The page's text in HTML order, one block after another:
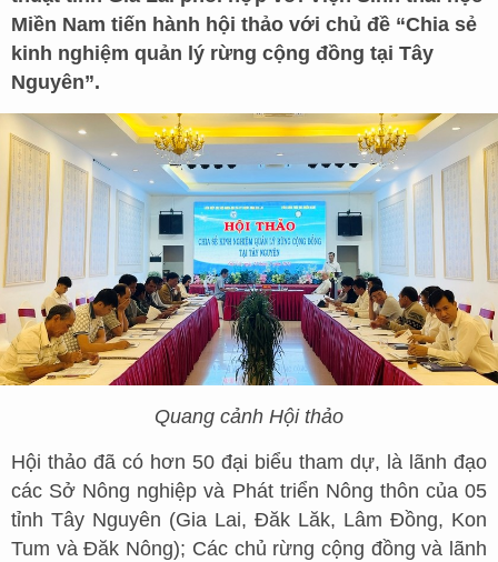
Miền Nam tiến hành hội thảo với chủ đề “Chia sẻ
kinh nghiệm quản lý rừng cộng đồng tại Tây
Nguyên”.
Quang cảnh Hội thảo
Hội thảo đã có hơn 50 đại biểu tham dự, là lãnh đạo
các Sở Nông nghiệp và Phát triển Nông thôn của 05
tỉnh Tây Nguyên (Gia Lai, Đăk Lăk, Lâm Đồng, Kon
Tum và Đăk Nông); Các chủ rừng cộng đồng và lãnh